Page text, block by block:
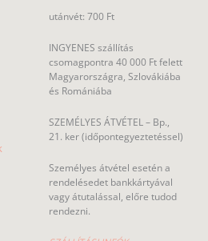
utánvét: 700 Ft
INGYENES szállítás
csomagpontra 40 000 Ft felett
Magyarországra, Szlovákiába
és Romániába
SZEMÉLYES ÁTVÉTEL – Bp.,
21. ker (időpontegyeztetéssel)
Személyes átvétel esetén a
rendelésedet bankkártyával
vagy átutalással, előre tudod
rendezni.